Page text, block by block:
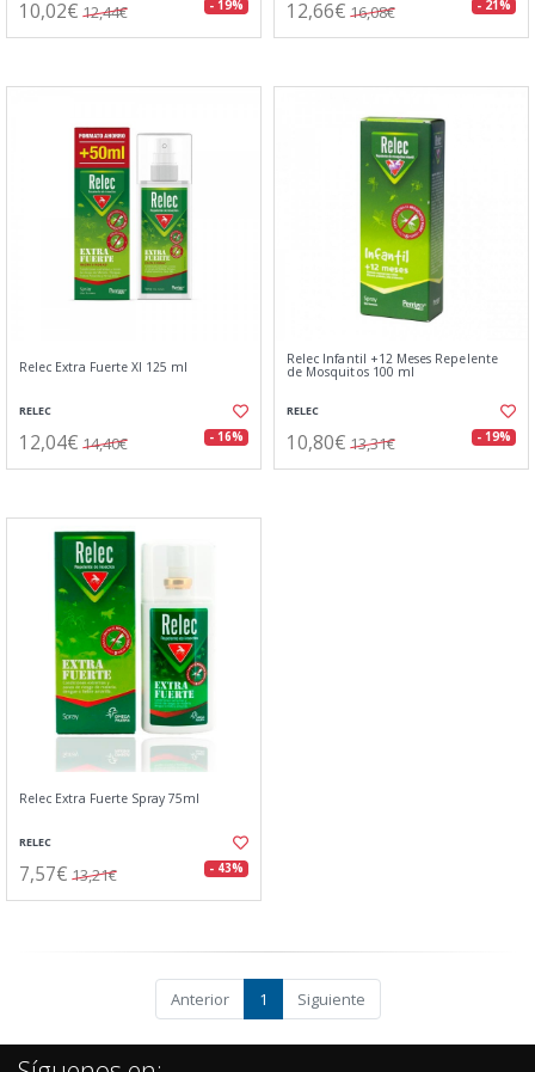
10,02€ 12,44€ - 19% 12,66€ 16,08€ - 21%
Relec Extra Fuerte Xl 125 ml
RELEC
12,04€ 14,40€ - 16%
Relec Infantil +12 Meses Repelente
de Mosquitos 100 ml
RELEC
10,80€ 13,31€ - 19%
Relec Extra Fuerte Spray 75ml
RELEC
7,57€ 13,21€ - 43%
Anterior 1 Siguiente